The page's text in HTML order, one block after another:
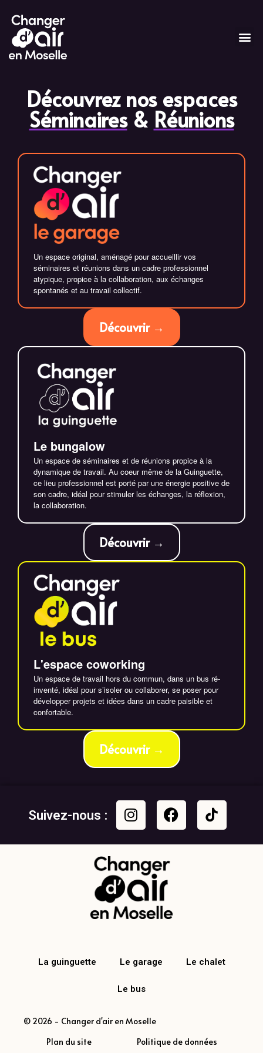
Festif & Détente
Hébergements
Contactez-nous
Informations pratiques
Tarifs & Devis
Découvrez nos espaces
Séminaires& Réunions
Un espace original, aménagé pour accueillir vos
séminaires et réunions dans un cadre professionnel
atypique, propice à la collaboration, aux échanges
spontanés et au travail collectif.
Découvrir →
Le bungalow
Un espace de séminaires et de réunions propice à la
dynamique de travail. Au coeur même de la Guinguette,
ce lieu professionnel est porté par une énergie positive de
son cadre, idéal pour stimuler les échanges, la réflexion,
la collaboration.
Découvrir →
L'espace coworking
Un espace de travail hors du commun, dans un bus ré-
inventé, idéal pour s’isoler ou collaborer, se poser pour
développer projets et idées dans un cadre paisible et
confortable.
Découvrir →
Suivez-nous :
La guinguette Le garage Le chalet
Le bus
© 2026 - Changer d'air en Moselle
Plan du site
Politique de données